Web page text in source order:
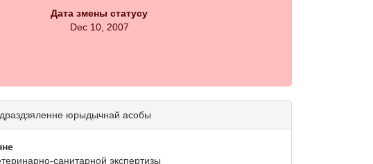
Дата змены статусу
Dec 10, 2007
юрыдычнай асобы
санитарной экспертизы